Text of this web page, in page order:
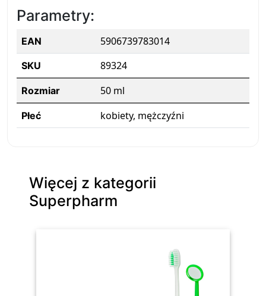
Parametry:
EAN 5906739783014
SKU 89324
Rozmiar 50 ml
Płeć kobiety, mężczyźni
Więcej z kategorii
Superpharm